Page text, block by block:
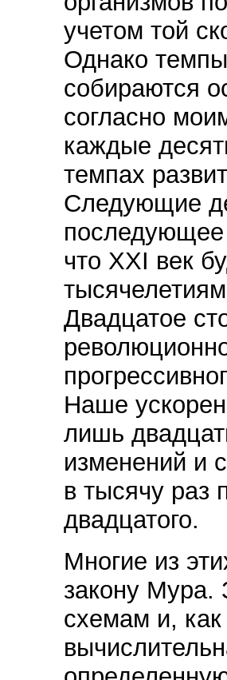
учетом той
Однако темпы
собираются
согласно
каждые
темпах
Следующие
последующее
что XXI век
Двадцатое
Наше
лишь
изменений и
в тысячу раз
двадцатого.
Многие из
закону Мура.
схемам и, как